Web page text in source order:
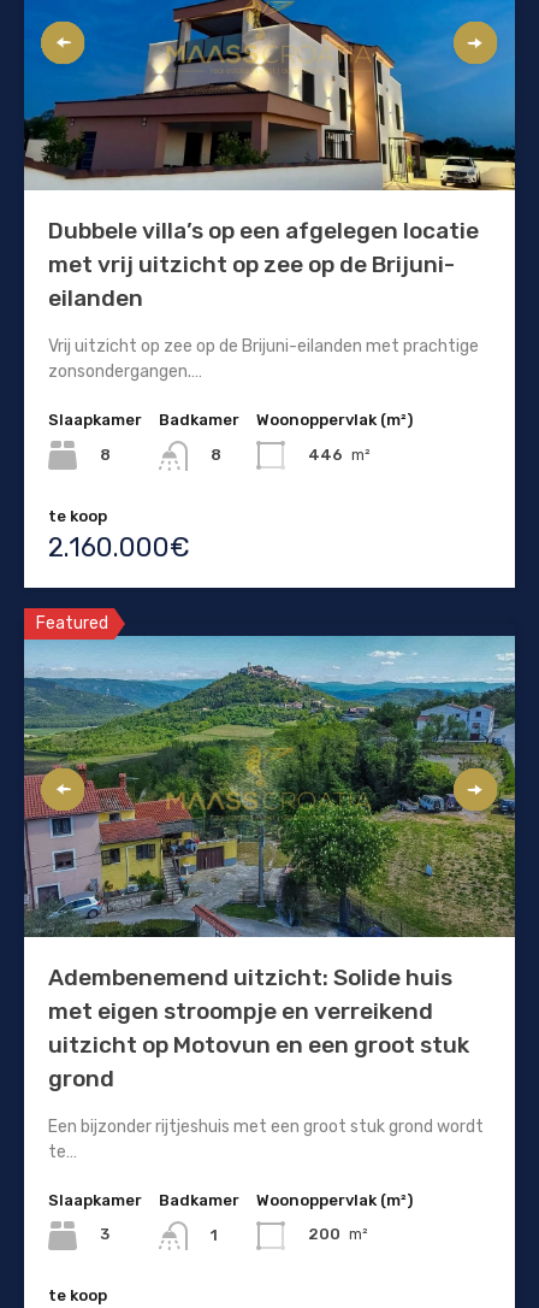
Dubbele villa’s op een afgelegen locatie
met vrij uitzicht op zee op de Brijuni-
eilanden
Vrij uitzicht op zee op de Brijuni-eilanden met prachtige
zonsondergangen.…
Slaapkamer
8
Badkamer
8
Woonoppervlak (m²)
446 m²
te koop
2.160.000€
Featured
Adembenemend uitzicht: Solide huis
met eigen stroompje en verreikend
uitzicht op Motovun en een groot stuk
grond
Een bijzonder rijtjeshuis met een groot stuk grond wordt
te…
Slaapkamer
3
Badkamer
1
Woonoppervlak (m²)
200 m²
te koop